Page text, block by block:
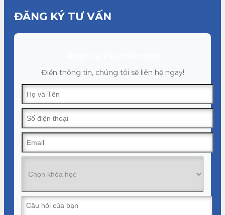
ĐĂNG KÝ TƯ VẤN
Điền thông tin, chúng tôi sẽ liên hệ ngay!